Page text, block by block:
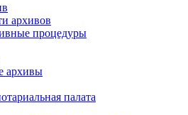
архивов
процедуры
архивы
палата